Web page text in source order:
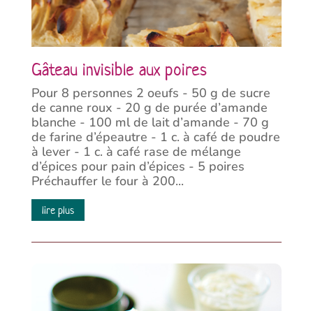
Gâteau invisible aux poires
Pour 8 personnes 2 oeufs - 50 g de sucre
de canne roux - 20 g de purée d’amande
blanche - 100 ml de lait d’amande - 70 g
de farine d’épeautre - 1 c. à café de poudre
à lever - 1 c. à café rase de mélange
d’épices pour pain d’épices - 5 poires
Préchauffer le four à 200...
lire plus